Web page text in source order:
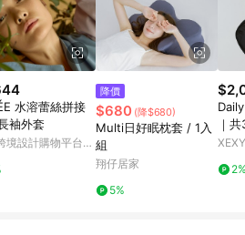
認定為準
水溶蕾絲拼接
袖外套
境設計購物平台
降價
$680 (降$680)
Multi日好眠枕套 / 1入
組
翔仔居家
5%
｜
1